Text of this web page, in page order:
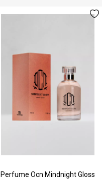
Perfume Ocn Mindnight Gloss